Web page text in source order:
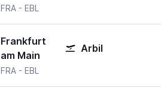
FRA Frankfurt am Main
- EBL
Frankfurt
am Main
Arbil
FRA Frankfurt am Main
- EBL